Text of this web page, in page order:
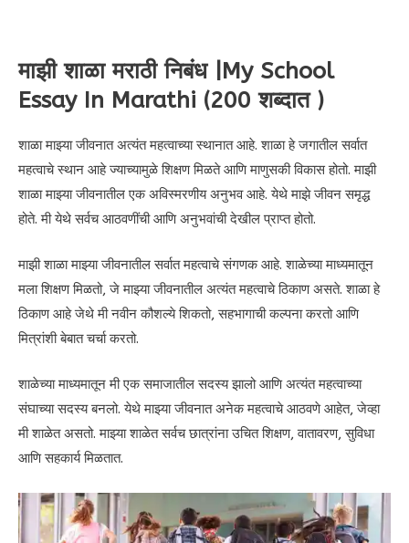
माझी शाळा मराठी निबंध |My School
Essay In Marathi (200 शब्दात )
शाळा माझ्या जीवनात अत्यंत महत्वाच्या स्थानात आहे. शाळा हे जगातील सर्वात
महत्वाचे स्थान आहे ज्याच्यामुळे शिक्षण मिळते आणि माणुसकी विकास होतो. माझी
शाळा माझ्या जीवनातील एक अविस्मरणीय अनुभव आहे. येथे माझे जीवन समृद्ध
होते. मी येथे सर्वच आठवणींची आणि अनुभवांची देखील प्राप्त होतो.
माझी शाळा माझ्या जीवनातील सर्वात महत्वाचे संगणक आहे. शाळेच्या माध्यमातून
मला शिक्षण मिळतो, जे माझ्या जीवनातील अत्यंत महत्वाचे ठिकाण असते. शाळा हे
ठिकाण आहे जेथे मी नवीन कौशल्ये शिकतो, सहभागाची कल्पना करतो आणि
मित्रांशी बेबात चर्चा करतो.
शाळेच्या माध्यमातून मी एक समाजातील सदस्य झालो आणि अत्यंत महत्वाच्या
संघाच्या सदस्य बनलो. येथे माझ्या जीवनात अनेक महत्वाचे आठवणे आहेत, जेव्हा
मी शाळेत असतो. माझ्या शाळेत सर्वच छात्रांना उचित शिक्षण, वातावरण, सुविधा
आणि सहकार्य मिळतात.